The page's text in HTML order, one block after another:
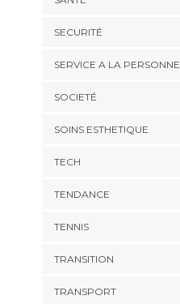
SECURITÉ
SERVICE A LA PERSONNE
SOCIETÉ
SOINS ESTHETIQUE
TECH
TENDANCE
TENNIS
TRANSITION
TRANSPORT